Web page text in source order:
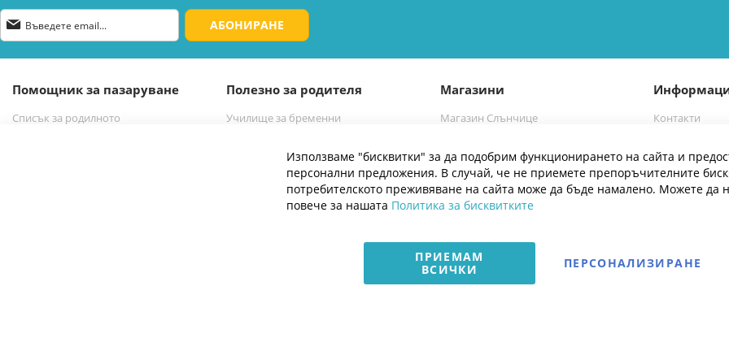
Абонирай
се
бюлетин:
АБОНИРАНЕ
Помощник за пазаруване
Списък за родилното
Полезно за родителя
Училище за бременни
Магазини
Магазин Слънчице
Контакти
Блог
Използваме "бисквитки" за да подобрим функционирането на сайта и
персонални предложения. В случай, че не приемете препоръчителните
потребителското преживяване на сайта може да бъде намалено. Можете да
повече за нашата Политика за бисквитките
ПРИЕМАМ
ВСИЧКИ
ПЕРСОНАЛИЗИРАНЕ